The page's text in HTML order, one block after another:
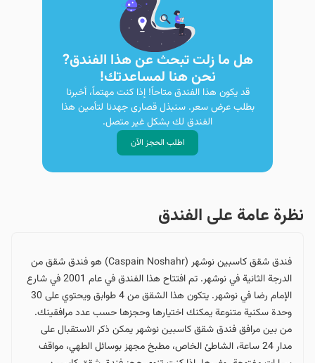
هل ما زلت تبحث عن هذا الفندق?
نحن هنا لمساعدتك!
قد يكون هذا الفندق متاحاً! إذا كنت مهتماً، أخبرنا
بطلب عرض سعر. سنبذل قصارى جهدنا لتأمين هذا
الفندق لك بشكل غير متصل.
اطلب الحجز الآن
نظرة عامة على الفندق
فندق شقق كاسبين نوشهر (Caspain Noshahr) هو فندق شقق من
الدرجة الثانية في نوشهر. تم افتتاح هذا الفندق في عام 2001 في شارع
الإمام رضا في نوشهر. يتكون هذا الشقق من 4 طوابق ويحتوي على 30
وحدة سكنية متنوعة يمكنك اختيارها وحجزها حسب عدد مرافقينك.
من بين مرافق فندق شقق كاسبين نوشهر يمكن ذكر الاستقبال على
مدار 24 ساعة، الشاطئ الخاص، مطبخ مجهز بوسائل الطهي، مواقف